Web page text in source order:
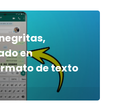
en
de texto